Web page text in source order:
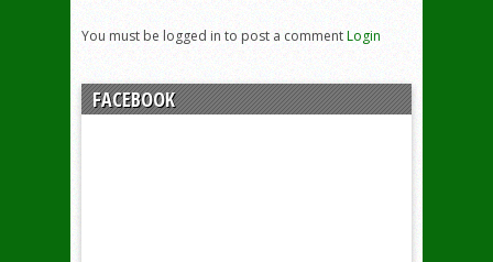
You must be logged in to post a commentLogin
FACEBOOK